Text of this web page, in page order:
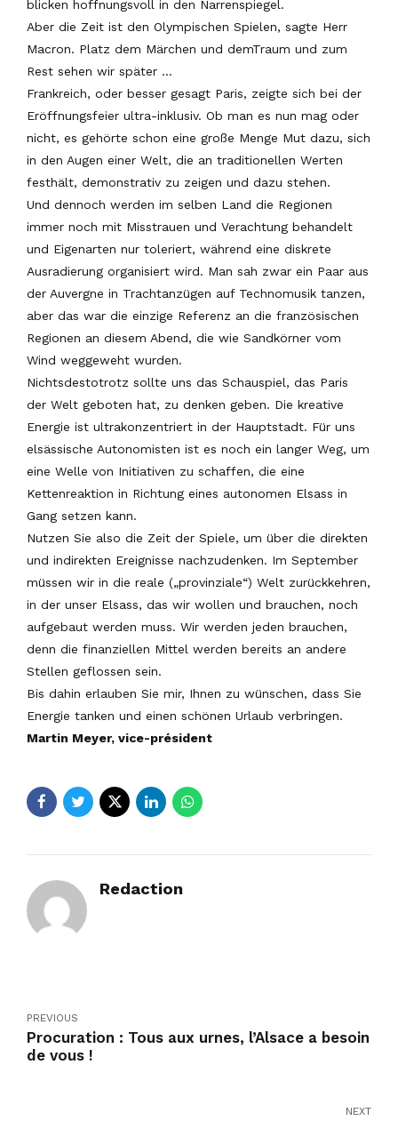
blicken hoffnungsvoll in den Narrenspiegel.
Aber die Zeit ist den Olympischen Spielen, sagte Herr
Macron. Platz dem Märchen und demTraum und zum
Rest sehen wir später …
Frankreich, oder besser gesagt Paris, zeigte sich bei der
Eröffnungsfeier ultra-inklusiv. Ob man es nun mag oder
nicht, es gehörte schon eine große Menge Mut dazu, sich
in den Augen einer Welt, die an traditionellen Werten
festhält, demonstrativ zu zeigen und dazu stehen.
Und dennoch werden im selben Land die Regionen
immer noch mit Misstrauen und Verachtung behandelt
und Eigenarten nur toleriert, während eine diskrete
Ausradierung organisiert wird. Man sah zwar ein Paar aus
der Auvergne in Trachtanzügen auf Technomusik tanzen,
aber das war die einzige Referenz an die französischen
Regionen an diesem Abend, die wie Sandkörner vom
Wind weggeweht wurden.
Nichtsdestotrotz sollte uns das Schauspiel, das Paris
der Welt geboten hat, zu denken geben. Die kreative
Energie ist ultrakonzentriert in der Hauptstadt. Für uns
elsässische Autonomisten ist es noch ein langer Weg, um
eine Welle von Initiativen zu schaffen, die eine
Kettenreaktion in Richtung eines autonomen Elsass in
Gang setzen kann.
Nutzen Sie also die Zeit der Spiele, um über die direkten
und indirekten Ereignisse nachzudenken. Im September
müssen wir in die reale („provinziale“) Welt zurückkehren,
in der unser Elsass, das wir wollen und brauchen, noch
aufgebaut werden muss. Wir werden jeden brauchen,
denn die finanziellen Mittel werden bereits an andere
Stellen geflossen sein.
Bis dahin erlauben Sie mir, Ihnen zu wünschen, dass Sie
Energie tanken und einen schönen Urlaub verbringen.
Martin Meyer, vice-président
Redaction
PREVIOUS
Procuration : Tous aux urnes, l’Alsace a besoin
de vous !
NEXT